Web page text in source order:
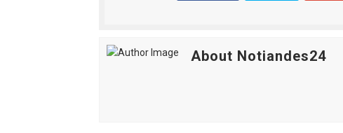
About Notiandes24